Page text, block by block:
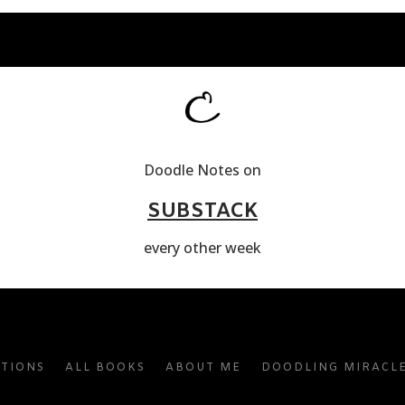
Doodle Notes on
SUBSTACK
every other week
ALL BOOKS ABOUT ME DOODLING